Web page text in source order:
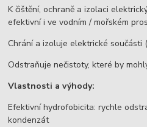
K čištění, ochraně a izolaci
efektivní i ve vodním / mořském
Chrání a izoluje elektrické součásti
Odstraňuje nečistoty, které by
Vlastnosti a výhody:
Efektivní hydrofobicita: rychle
kondenzát